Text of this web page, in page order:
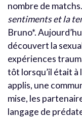
nombre de matchs.
sentiments et la
Bruno*.
découvert la
expériences
tôt lorsqu’il était à
applis, une
mise, les
langage de